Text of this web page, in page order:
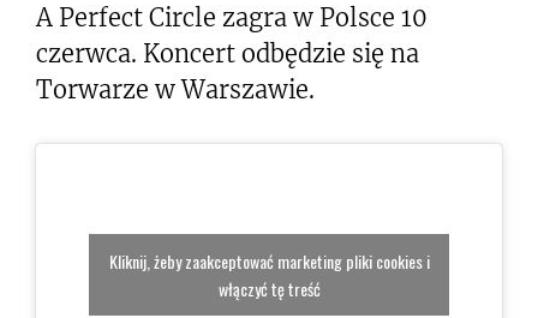
A Perfect Circle zagra w Polsce 10
czerwca. Koncert odbędzie się na
Torwarze w Warszawie.
Kliknij, żeby zaakceptować marketing pliki cookies i
włączyć tę treść